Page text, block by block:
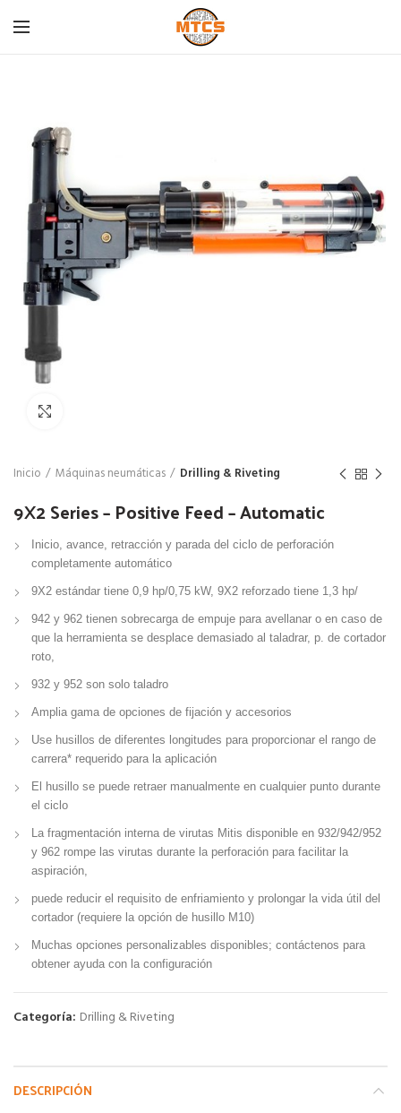
Inicio Máquinas neumáticas Drilling & Riveting
9X2 Series – Positive Feed – Automatic
Inicio, avance, retracción y parada del ciclo de perforación
completamente automático
9X2 estándar tiene 0,9 hp/0,75 kW, 9X2 reforzado tiene 1,3 hp/
942 y 962 tienen sobrecarga de empuje para avellanar o en caso de
que la herramienta se desplace demasiado al taladrar, p. de cortador
roto,
932 y 952 son solo taladro
Amplia gama de opciones de fijación y accesorios
Use husillos de diferentes longitudes para proporcionar el rango de
carrera* requerido para la aplicación
El husillo se puede retraer manualmente en cualquier punto durante
el ciclo
La fragmentación interna de virutas Mitis disponible en 932/942/952
y 962 rompe las virutas durante la perforación para facilitar la
aspiración,
puede reducir el requisito de enfriamiento y prolongar la vida útil del
cortador (requiere la opción de husillo M10)
Muchas opciones personalizables disponibles; contáctenos para
obtener ayuda con la configuración
Categoría: Drilling & Riveting
DESCRIPCIÓN